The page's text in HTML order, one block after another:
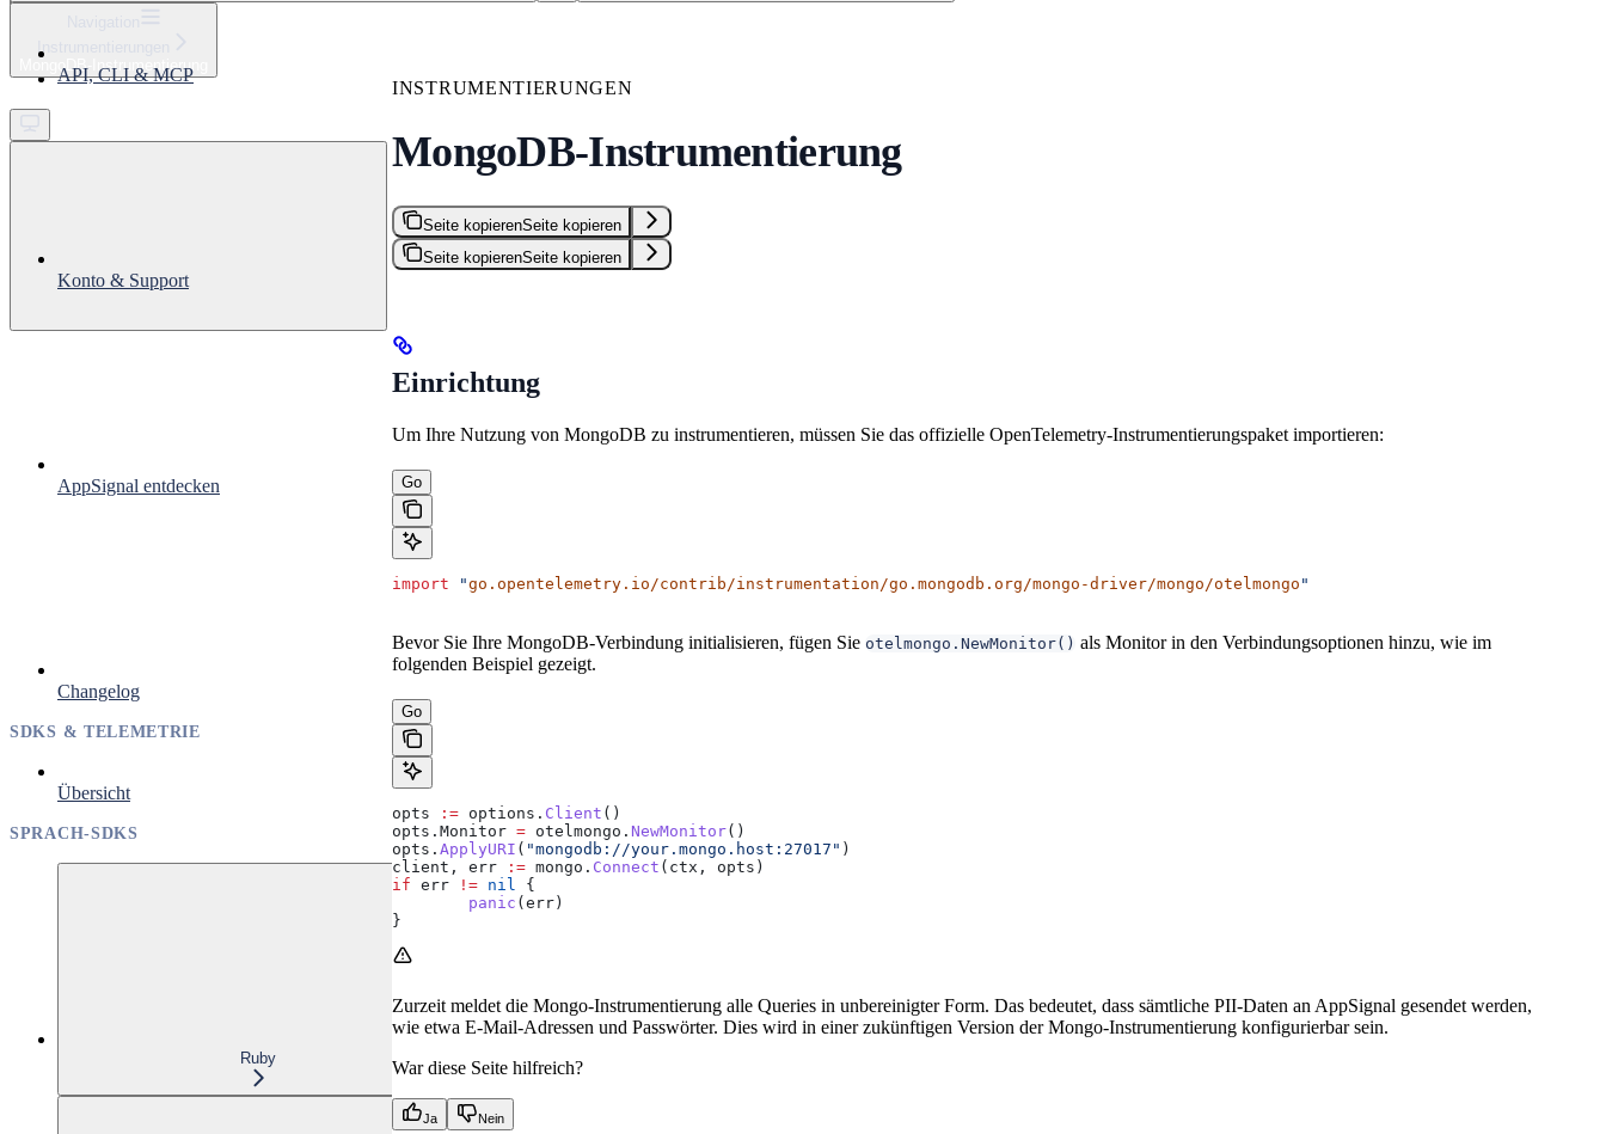
Get started
Instrumentierungen
MongoDB-Instrumentierung
API, CLI & MCP
Konto & Support
AppSignal entdecken
Changelog
SDKS & TELEMETRIE
Übersicht
SPRACH-SDKS
Ruby
INSTRUMENTIERUNGEN
MongoDB-Instrumentierung
Seite kopierenSeite kopieren
Seite kopierenSeite kopieren
Einrichtung
Um Ihre Nutzung von MongoDB zu instrumentieren, müssen Sie das offizielle OpenTelemetry-Instrumentierungspaket importieren:
Go
import "go.opentelemetry.io/contrib/instrumentation/go.mongodb.org/mongo-driver/mongo/otelmongo "
Bevor Sie Ihre MongoDB-Verbindung initialisieren, fügen Sie otelmongo.NewMonitor() als Monitor in den Verbindungsoptionen hinzu, wie im
folgenden Beispiel gezeigt.
Go
opts := options . Client ()
opts . Monitor = otelmongo . NewMonitor()
opts . ApplyURI ( "mongodb://your.mongo.host:27017" )
client , err := mongo . Connect ( ctx , opts )
if err != nil {
	panic
( err )
}
Zurzeit meldet die Mongo-Instrumentierung alle Queries in unbereinigter Form. Das bedeutet, dass sämtliche PII-Daten an AppSignal gesendet werden,
wie etwa E-Mail-Adressen und Passwörter. Dies wird in einer zukünftigen Version der Mongo-Instrumentierung konfigurierbar sein.
War diese Seite hilfreich?
Ja Nein